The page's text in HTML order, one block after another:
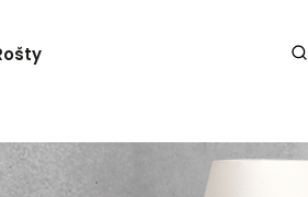
Obchodné podmienky